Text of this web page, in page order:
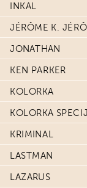
INKAL
JÉRÔME K.
JONATHAN
KEN PARKER
KOLORKA
KOLORKA
KRIMINAL
LASTMAN
LAZARUS